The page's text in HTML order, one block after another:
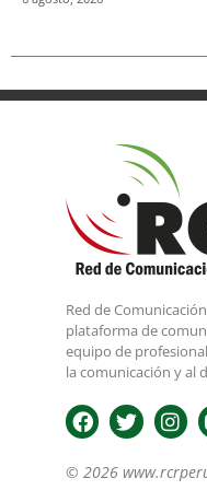
Red de
plataforma de
equipo de
la comunicación y al
© 2026